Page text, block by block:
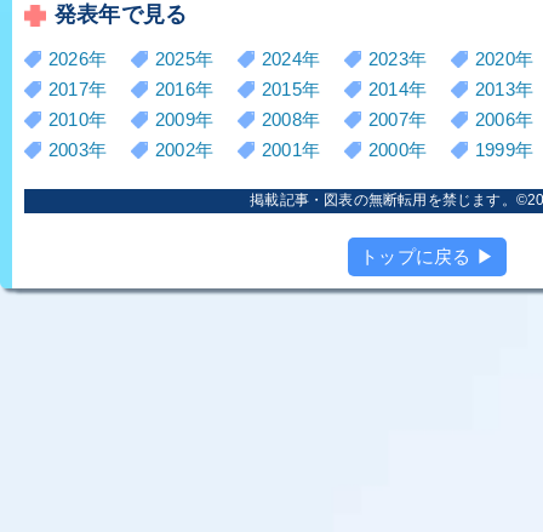
発表年で見る
2026年 2025年 2024年 2023年
2020年
2017年
2016年 2015年 2014年
2013年
2010年
2009年 2008年 2007年
2006年
2003年
2002年 2001年 2000年 1999年
掲載記事・図表の無断転用を禁じます。
トップに戻る ▶